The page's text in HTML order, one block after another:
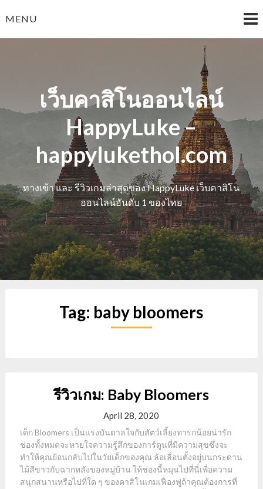
toMENU
เว็บคาสิโนออนไลน์
HappyLuke –
happylukethol.com
ทางเข้า และ รีวิวเกมล่าสุดของ HappyLuke เว็บคาสิโน
ออนไลน์อันดับ 1 ของไทย
Tag: baby bloomers
รีวิวเกม: Baby Bloomers
April 28, 2020
เด็ก Bloomers เป็นแรงบันดาลใจกับสัตว์เลี้ยงทารกน้อยน่ารัก
ช่องทั้งหมดจะหายใจความรู้สึกของการ์ตูนที่มีความสุขซึ่งจะ
ทำให้คุณย้อนกลับไปในวัยเด็กของคุณ ล้อเลื่อนตั้งอยู่บนกระดาน
ไม้สีขาวกับฉากหลังของหมู่บ้าน ให้ช่องนี้หมุนไปที่นี่เพื่อความ
สนุกสนานหรือไปที่ใด ๆ ของคาสิโนเกมเฟื่องฟูถ้าคุณต้องการที่